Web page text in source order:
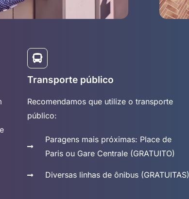
Transporte público
Recomendamos que utilize o transporte
público:
Paragens mais próximas: Place de
Paris ou Gare Centrale (GRATUITO)
Diversas linhas de ônibus (GRATUITAS)